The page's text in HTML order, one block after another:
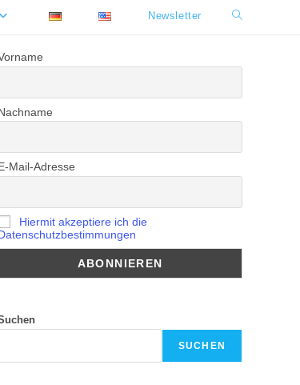
Newsletter Website-
Mail-Adresse
Hiermit akzeptiere ich die
SUCHEN